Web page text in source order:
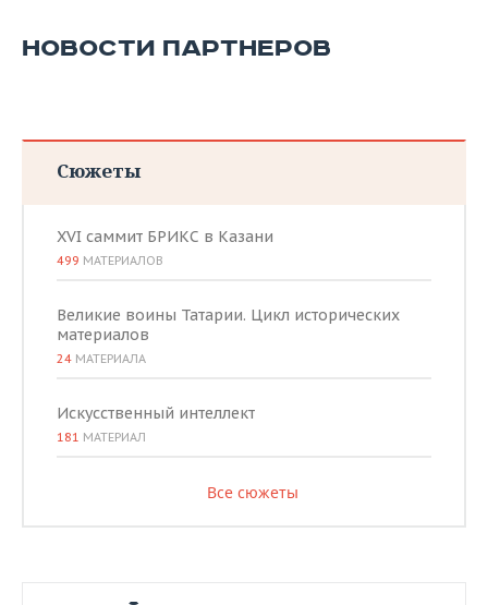
НОВОСТИ ПАРТНЕРОВ
Сюжеты
XVI саммит БРИКС в Казани
499 МАТЕРИАЛОВ
Великие воины Татарии. Цикл исторических
материалов
24 МАТЕРИАЛА
Искусственный интеллект
181 МАТЕРИАЛ
Все сюжеты